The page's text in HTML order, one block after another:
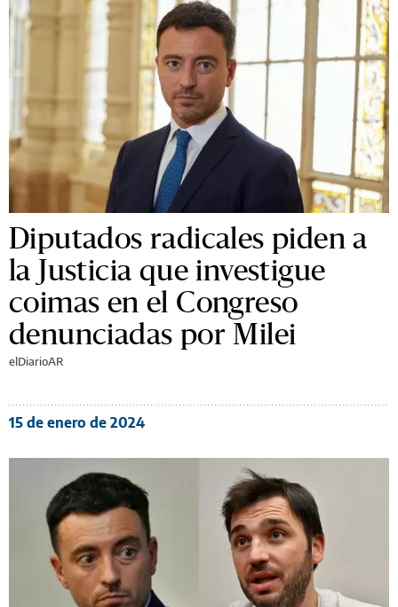
Diputados radicales piden a
la Justicia que investigue
coimas en el Congreso
denunciadas por Milei
elDiarioAR
15 de enero de 2024